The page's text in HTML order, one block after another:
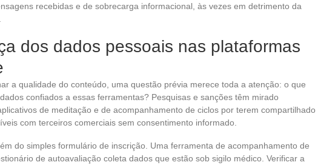
recebidas e de sobrecarga informacional, às vezes em detrimento da
dos dados pessoais nas plataformas
a qualidade do conteúdo, uma questão prévia merece toda a atenção: o que
confiados a essas ferramentas? Pesquisas e sanções têm mirado
de meditação e de acompanhamento de ciclos por terem compartilhado
com terceiros comerciais sem consentimento informado.
do simples formulário de inscrição. Uma ferramenta de acompanhamento de
de autoavaliação coleta dados que estão sob sigilo médico. Verificar a